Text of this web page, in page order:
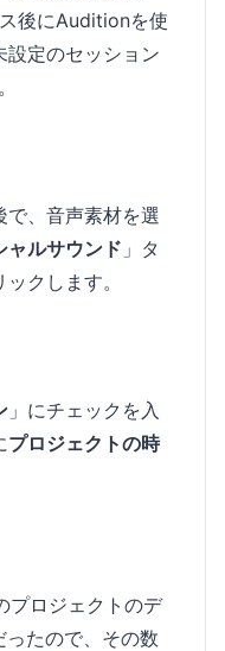
後にAuditionを使
設定のセッション
で、音声素材を選
ャルサウンド 」タ
ックします。
」にチェックを入
プロジェクトの時
プロジェクトのデ
ったので、その数